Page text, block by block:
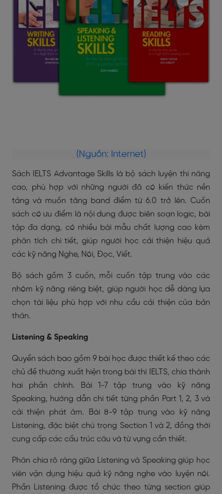
(Nguồn: Internet)
Sách IELTS Advantage Skills là bộ sách luyện thi nâng
cao, phù hợp với những người đã có kiến thức nền
tảng và muốn tăng band điểm từ 6.0 trở lên. Cuốn
sách có ưu điểm là nội dung được biên soạn logic, bài
tập đa dạng, có nhiều bài mẫu chất lượng cao kèm
phân tích chi tiết, giúp người học cải thiện hiệu quả
các kỹ năng Nghe, Nói, Đọc, Viết.
Bộ sách gồm 3 cuốn, mỗi cuốn tập trung vào các
nhóm kỹ năng riêng biệt, giúp người học dễ dàng lựa
chọn tài liệu phù hợp với nhu cầu cải thiện của bản
thân.
Listening & Speaking
Quyển sách bao gồm 9 bài học được thiết kế theo các
chủ đề thường xuất hiện trong bài thi IELTS, chia thành
hai phần chính. Bài 1-7 tập trung vào kỹ năng
Speaking, hướng dẫn chi tiết từng phần Part 1, 2, 3 và
cải thiện phát âm. Bài 8-9 tập trung vào kỹ năng
Listening, đặc biệt chú trọng Section 1 và 2, đồng thời
cung cấp các cấu trúc câu và từ vựng cần thiết.
Phân chia rõ ràng giữa Listening và Speaking giúp học
viên vận dụng hiệu quả kỹ năng nghe vào luyện nói.
Phần Listening được tổ chức theo từng section giúp